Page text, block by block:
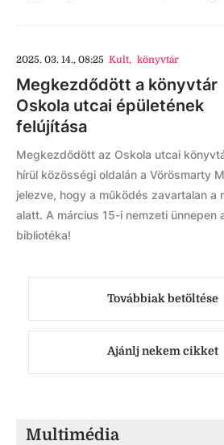
2025. 03. 14., 08:25 Kult, könyvtár
Megkezdődött a könyvtár
Oskola utcai épületének
felújítása
Megkezdődött az Oskola utcai
hírül közösségi oldalán a Vörösmarty
jelezve, hogy a működés zavartalan a
alatt. A március 15-i nemzeti ünnepen
bibliotéka!
Továbbiak betöltése
Ajánlj nekem cikket
Multimédia